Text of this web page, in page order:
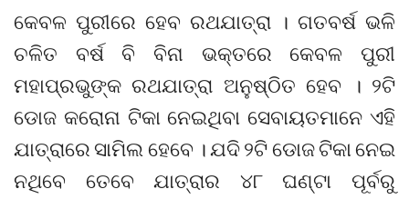
କେବଳ ପୁରୀରେ ହେବ ରଥଯାତ୍ରା । ଗତବର୍ଷ ଭଳି
ଚଳିତ ବର୍ଷ ବି ବିନା ଭକ୍ତରେ କେବଳ ପୁରୀ
ମହାପ୍ରଭୁଙ୍କ ରଥଯାତ୍ରା ଅନୁଷ୍ଠିତ ହେବ । ୨ଟି
ଡୋଜ କରୋନା ଟିକା ନେଇଥିବା ସେବାୟତମାନେ ଏହି
ଯାତ୍ରାରେ ସାମିଲ ହେବେ । ଯଦି ୨ଟି ଡୋଜ ଟିକା ନେଇ
ନଥିବେ ତେବେ ଯାତ୍ରାର ୪୮ ଘଣ୍ଟା ପୂର୍ବରୁ